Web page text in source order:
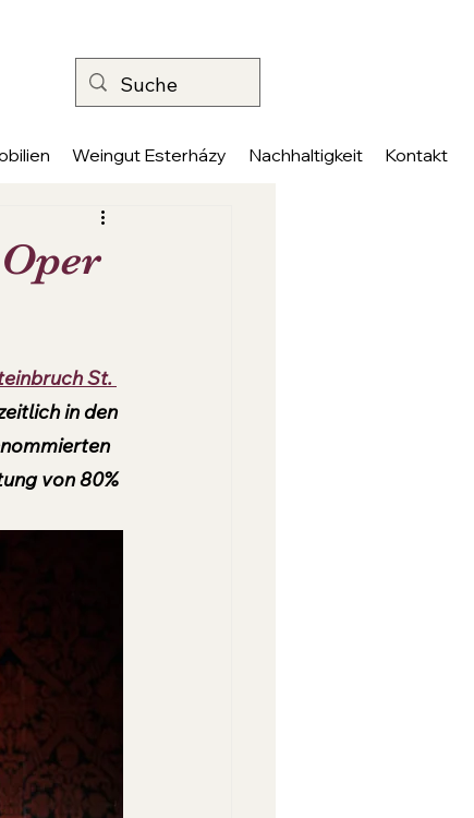
Weingut Esterházy Nachhaltigkeit Kontakt
St.
in den
von 80%